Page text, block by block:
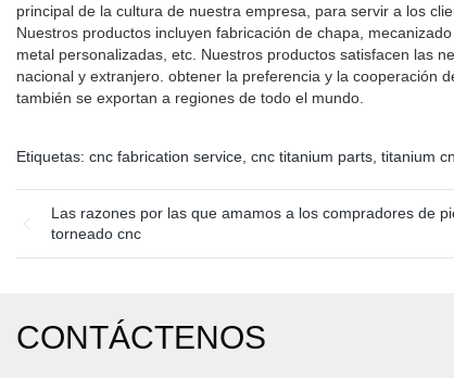
principal de la cultura de nuestra empresa, para servir a los
Nuestros productos incluyen fabricación de chapa,
metal personalizadas, etc. Nuestros productos satisfacen las
nacional y extranjero. obtener la preferencia y la cooperación
también se exportan a regiones de todo el mundo.
Etiquetas: cnc fabrication service cnc titanium parts titanium
Las razones por las que amamos a los compradores de
torneado cnc
CONTÁCTENOS